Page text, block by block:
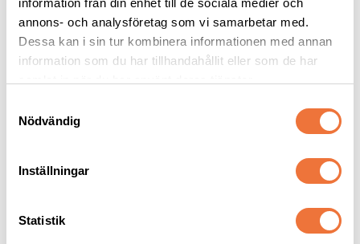
information från din enhet till de sociala medier och
annons- och analysföretag som vi samarbetar med.
Dessa kan i sin tur kombinera informationen med annan
information som du har tillhandahållit eller som de har
Nödvändig
Inställningar
Statistik
Artero Ginger Mini kam
13 cm
Kombinationskam gles/tät
89kr
Artero Chippy Oval
Nature Collection Kam
extra fin 10 cm
För eliminering av underull, lös päls samt tovutredning
139 kr
Senaste besökta produkter